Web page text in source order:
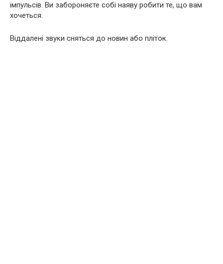
імпульсів. Ви забороняєте собі наяву робити те, що вам
хочеться.
Віддалені звуки сняться до новин або пліток.